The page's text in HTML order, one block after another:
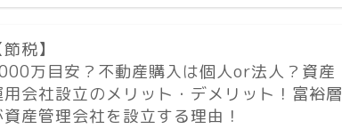
税】
万目安？不動産購入は個人or法人？資産
用会社設立のメリット・デメリット！富裕層
産管理会社を設立する理由！